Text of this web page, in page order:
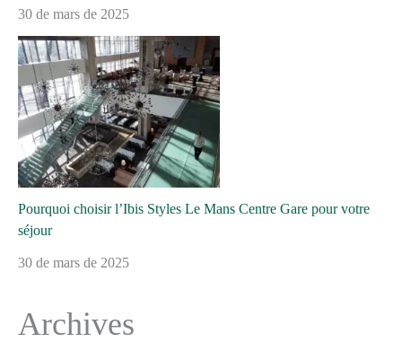
30 de mars de 2025
Pourquoi choisir l’Ibis Styles Le Mans Centre Gare pour votre
séjour
30 de mars de 2025
Archives